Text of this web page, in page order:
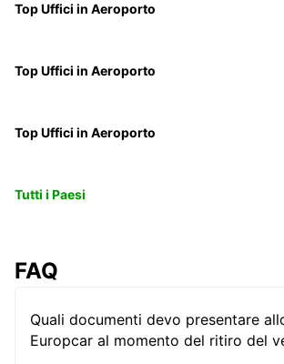
Top Uffici in Aeroporto
Top Uffici in Aeroporto
Top Uffici in Aeroporto
Tutti i Paesi
FAQ
Quali documenti devo presentare
Europcar al momento del ritiro del